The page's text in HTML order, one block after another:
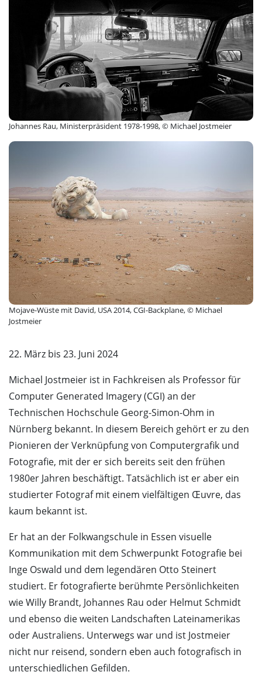
22. März bis 23. Juni 2024
Michael Jostmeier ist in Fachkreisen als Professor für
Computer Generated Imagery (CGI) an der
Technischen Hochschule Georg-Simon-Ohm in
Nürnberg bekannt. In diesem Bereich gehört er zu den
Pionieren der Verknüpfung von Computergrafik und
Fotografie, mit der er sich bereits seit den frühen
1980er Jahren beschäftigt. Tatsächlich ist er aber ein
studierter Fotograf mit einem vielfältigen Œuvre, das
kaum bekannt ist.
Er hat an der Folkwangschule in Essen visuelle
Kommunikation mit dem Schwerpunkt Fotografie bei
Inge Oswald und dem legendären Otto Steinert
studiert. Er fotografierte berühmte Persönlichkeiten
wie Willy Brandt, Johannes Rau oder Helmut Schmidt
und ebenso die weiten Landschaften Lateinamerikas
oder Australiens. Unterwegs war und ist Jostmeier
nicht nur reisend, sondern eben auch fotografisch in
unterschiedlichen Gefilden.
Johannes Rau, Ministerpräsident 1978-1998, © Michael Jostmeier
Mojave-Wüste mit David, USA 2014, CGI-Backplane, © Michael
Jostmeier